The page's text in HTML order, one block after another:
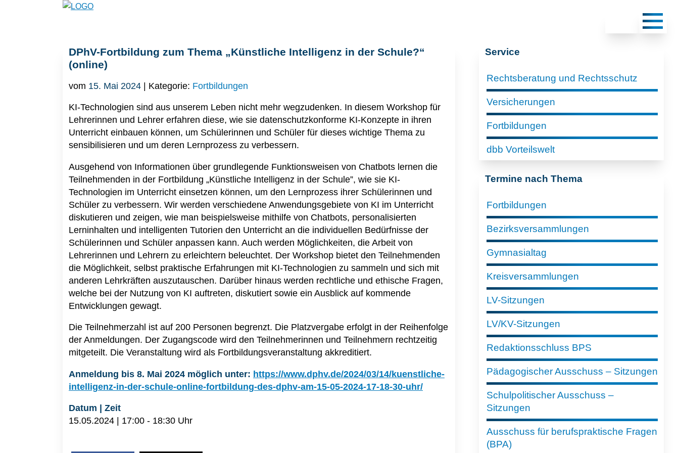
DPhV-Fortbildung zum Thema „Künstliche Intelligenz in der Schule?“
(online)
vom 15. Mai 2024 | Kategorie: Fortbildungen
KI-Technologien sind aus unserem Leben nicht mehr wegzudenken. In diesem Workshop für
Lehrerinnen und Lehrer erfahren diese, wie sie datenschutzkonforme KI-Konzepte in ihren
Unterricht einbauen können, um Schülerinnen und Schüler für dieses wichtige Thema zu
sensibilisieren und um deren Lernprozess zu verbessern.
Ausgehend von Informationen über grundlegende Funktionsweisen von Chatbots lernen die
Teilnehmenden in der Fortbildung „Künstliche Intelligenz in der Schule”, wie sie KI-
Technologien im Unterricht einsetzen können, um den Lernprozess ihrer Schülerinnen und
Schüler zu verbessern. Wir werden verschiedene Anwendungsgebiete von KI im Unterricht
diskutieren und zeigen, wie man beispielsweise mithilfe von Chatbots, personalisierten
Lerninhalten und intelligenten Tutorien den Unterricht an die individuellen Bedürfnisse der
Schülerinnen und Schüler anpassen kann. Auch werden Möglichkeiten, die Arbeit von
Lehrerinnen und Lehrern zu erleichtern beleuchtet. Der Workshop bietet den Teilnehmenden
die Möglichkeit, selbst praktische Erfahrungen mit KI-Technologien zu sammeln und sich mit
anderen Lehrkräften auszutauschen. Darüber hinaus werden rechtliche und ethische Fragen,
welche bei der Nutzung von KI auftreten, diskutiert sowie ein Ausblick auf kommende
Entwicklungen gewagt.
Die Teilnehmerzahl ist auf 200 Personen begrenzt. Die Platzvergabe erfolgt in der Reihenfolge
der Anmeldungen. Der Zugangscode wird den Teilnehmerinnen und Teilnehmern rechtzeitig
mitgeteilt. Die Veranstaltung wird als Fortbildungsveranstaltung akkreditiert.
Anmeldung bis 8. Mai 2024 möglich unter: https://www.dphv.de/2024/03/14/kuenstliche-
intelligenz-in-der-schule-online-fortbildung-des-dphv-am-15-05-2024-17-18-30-uhr/
Datum | Zeit
15.05.2024 | 17:00 - 18:30 Uhr
Service
Rechtsberatung und Rechtsschutz
Versicherungen
Fortbildungen
dbb Vorteilswelt
Termine nach Thema
Fortbildungen
Bezirksversammlungen
Gymnasialtag
Kreisversammlungen
LV-Sitzungen
LV/KV-Sitzungen
Redaktionsschluss BPS
Pädagogischer Ausschuss – Sitzungen
Schulpolitischer Ausschuss –
Sitzungen
Ausschuss für berufspraktische Fragen
(BPA)